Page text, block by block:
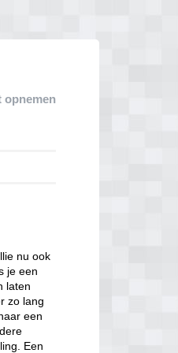
opnemen
nu ook
je een
laten
zo lang
een
Een